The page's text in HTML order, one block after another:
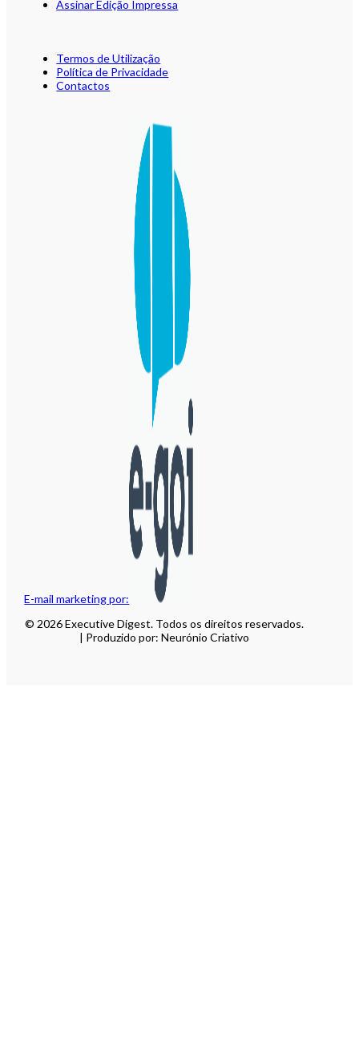
E-mail marketing por:
Assinar Edição Impressa
Termos de Utilização
Política de Privacidade
Contactos
© 2026 Executive Digest. Todos os direitos reservados.
| Produzido por: Neurónio Criativo